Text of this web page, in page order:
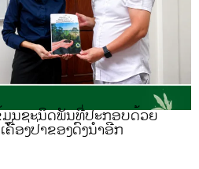
ມູນຊະນິດພັນທີ່ປະກອບດ້ວຍ
ອງປ່າຂອງດົງນຳອີກ